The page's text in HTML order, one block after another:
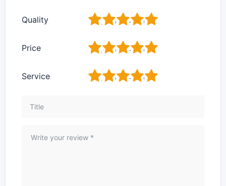
Quality 5
4
3
2
Price 5
4
3
2
Service 5
4
3
2